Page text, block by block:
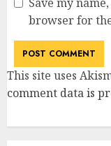
browser for
This site uses
comment data is